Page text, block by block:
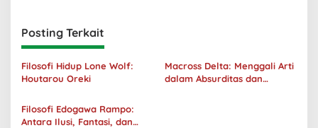
Posting Terkait
Filosofi Hidup Lone Wolf:
Houtarou Oreki
Macross Delta: Menggali Arti
dalam Absurditas dan
Filosofi Edogawa Rampo:
Antara Ilusi, Fantasi, dan